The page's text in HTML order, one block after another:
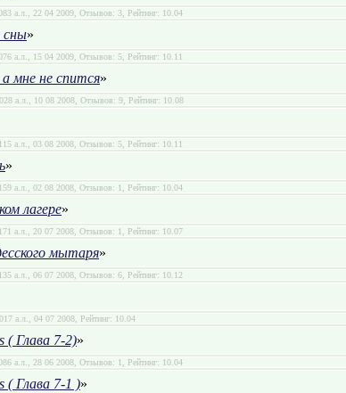
а.л., 22 04 2009, Отзывов: 3, Рейтинг: 10.04
сны»
а.л., 15 04 2009, Отзывов: 5, Рейтинг: 10.11
мне не спится»
а.л., 10 08 2008, Отзывов: 9, Рейтинг: 10.08
а.л., 03 08 2008, Отзывов: 5, Рейтинг: 10.11
»
а.л., 02 08 2008, Отзывов: 1, Рейтинг: 10.04
лагере»
а.л., 20 07 2008, Отзывов: 1, Рейтинг: 10.07
мытаря»
а.л., 06 07 2008, Отзывов: 6, Рейтинг: 10.12
а.л., 04 07 2008, Рейтинг: 10.04
( Глава 7-2)»
а.л., 28 06 2008, Отзывов: 1, Рейтинг: 10.04
( Глава 7-1 )»